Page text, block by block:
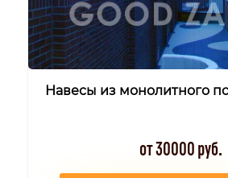
Навесы из монолитного
от 30000 руб.